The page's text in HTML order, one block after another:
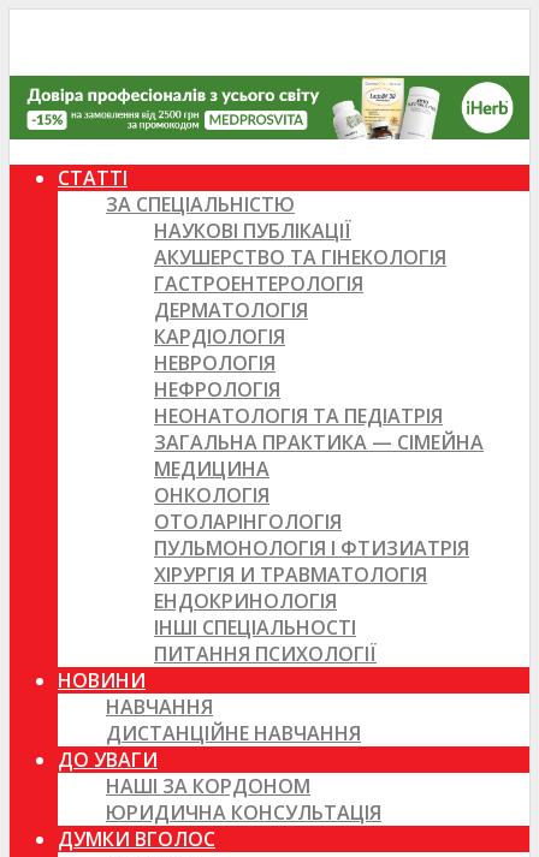
СТАТТІ
ЗА СПЕЦІАЛЬНІСТЮ
НАУКОВІ ПУБЛІКАЦІЇ
АКУШЕРСТВО ТА ГІНЕКОЛОГІЯ
ГАСТРОЕНТЕРОЛОГІЯ
ДЕРМАТОЛОГІЯ
КАРДІОЛОГІЯ
НЕВРОЛОГІЯ
НЕФРОЛОГІЯ
НЕОНАТОЛОГІЯ ТА ПЕДІАТРІЯ
ЗАГАЛЬНА ПРАКТИКА — СІМЕЙНА
МЕДИЦИНА
ОНКОЛОГІЯ
ОТОЛАРІНГОЛОГІЯ
ПУЛЬМОНОЛОГІЯ І ФТИЗИАТРІЯ
ХІРУРГІЯ И ТРАВМАТОЛОГІЯ
ЕНДОКРИНОЛОГІЯ
ІНШІ СПЕЦІАЛЬНОСТІ
ПИТАННЯ ПСИХОЛОГІЇ
НОВИНИ
НАВЧАННЯ
ДИСТАНЦІЙНЕ НАВЧАННЯ
ДО УВАГИ
НАШІ ЗА КОРДОНОМ
ЮРИДИЧНА КОНСУЛЬТАЦІЯ
ДУМКИ ВГОЛОС